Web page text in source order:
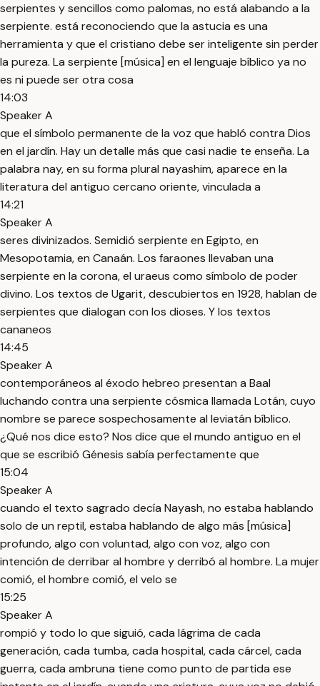
serpientes y sencillos como palomas, no está alabando a la
serpiente. está reconociendo que la astucia es una
herramienta y que el cristiano debe ser inteligente sin perder
la pureza. La serpiente [música] en el lenguaje bíblico ya no
es ni puede ser otra cosa
14:03
Speaker A
que el símbolo permanente de la voz que habló contra Dios
en el jardín. Hay un detalle más que casi nadie te enseña. La
palabra nay, en su forma plural nayashim, aparece en la
literatura del antiguo cercano oriente, vinculada a
14:21
Speaker A
seres divinizados. Semidió serpiente en Egipto, en
Mesopotamia, en Canaán. Los faraones llevaban una
serpiente en la corona, el uraeus como símbolo de poder
divino. Los textos de Ugarit, descubiertos en 1928, hablan de
serpientes que dialogan con los dioses. Y los textos
cananeos
14:45
Speaker A
contemporáneos al éxodo hebreo presentan a Baal
luchando contra una serpiente cósmica llamada Lotán, cuyo
nombre se parece sospechosamente al leviatán bíblico.
¿Qué nos dice esto? Nos dice que el mundo antiguo en el
que se escribió Génesis sabía perfectamente que
15:04
Speaker A
cuando el texto sagrado decía Nayash, no estaba hablando
solo de un reptil, estaba hablando de algo más [música]
profundo, algo con voluntad, algo con voz, algo con
intención de derribar al hombre y derribó al hombre. La mujer
comió, el hombre comió, el velo se
15:25
Speaker A
rompió y todo lo que siguió, cada lágrima de cada
generación, cada tumba, cada hospital, cada cárcel, cada
guerra, cada ambruna tiene como punto de partida ese